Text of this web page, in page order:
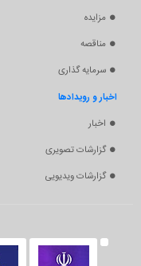
مزایده
مناقصه
سرمایه گذاری
اخبار و رویدادها
اخبار
گزارشات تصویری
گزارشات ویدیویی